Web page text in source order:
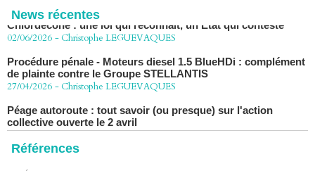
News récentes
02/06/2026 -Christophe LEGUEVAQUES
Procédure pénale - Moteurs diesel 1.5 BlueHDi : complément
27/04/2026 - Christophe LEGUEVAQUES
Péage autoroute : tout savoir (ou presque) sur l'action
07/04/2026 -Christophe LEGUEVAQUES
Références